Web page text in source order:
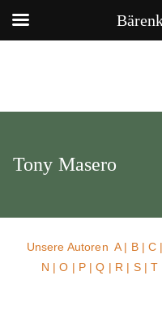
Tony Masero
Unsere AutorenA| B|C |
N |O | P|Q | R | S|T